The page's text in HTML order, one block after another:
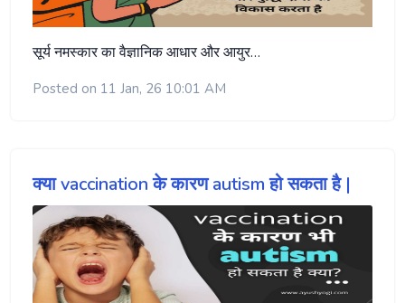
सूर्य नमस्कार का वैज्ञानिक आधार और आयुर…
Posted on 11 Jan, 26 10:01 AM
क्या vaccination के कारण autism हो सकता है |